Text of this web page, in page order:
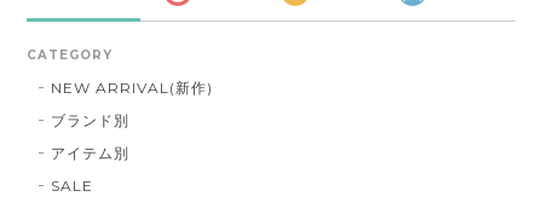
CATEGORY
NEW ARRIVAL(新作)
ブランド別
アイテム別
SALE